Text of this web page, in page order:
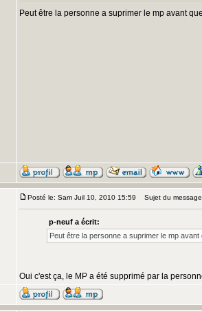
Peut être la personne a suprimer le mp avant
Posté le: Sam Juil 10, 2010 15:59 Sujet du
p-neuf a écrit:
Peut être la personne a suprimer le mp
Oui c'est ça, le MP a été supprimé par la